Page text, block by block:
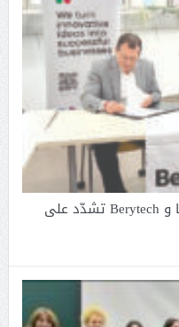
مذكرة تفاهم بين وزارة التكنولوجيا و Berytech تشدّد على